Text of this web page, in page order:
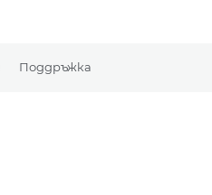
Поддръжка